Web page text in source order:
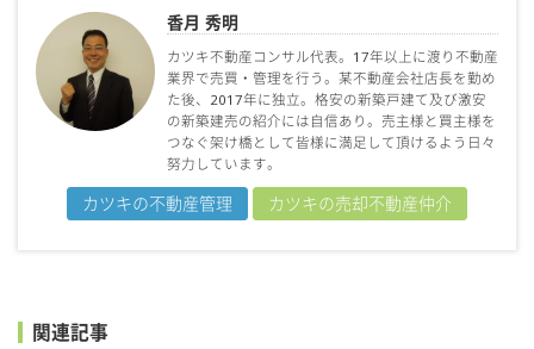
香月 秀明
カツキ不動産コンサル代表。17年以上に渡り不動産
業界で売買・管理を行う。某不動産会社店長を勤め
た後、2017年に独立。格安の新築戸建て及び激安
の新築建売の紹介には自信あり。売主様と買主様を
つなぐ架け橋として皆様に満足して頂けるよう日々
努力しています。
カツキの不動産管理 カツキの売却不動産仲介
関連記事